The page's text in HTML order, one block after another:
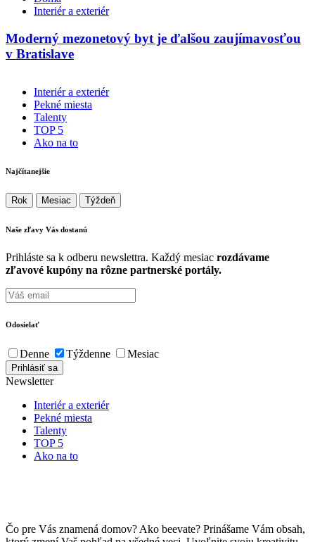
Interiér a exteriér
Moderný mezonetový byt je ďalšou zaujímavosťou
v Bratislave
Interiér a exteriér
Pekné miesta
Talenty
TOP 5
Ako na to
Najčítanejšie
Rok Mesiac Týždeň
Naše zľavy Vás dostanú
Prihláste sa k odberu newslettra. Každý mesiac rozdávame
zľavové kupóny na rôzne partnerské portály.
Odosielať
Denne Týždenne Mesiac
Newsletter
Interiér a exteriér
Pekné miesta
Talenty
TOP 5
Ako na to
Čo pre Vás znamená domov? Ako beevate? Prinášame Vám obsah,